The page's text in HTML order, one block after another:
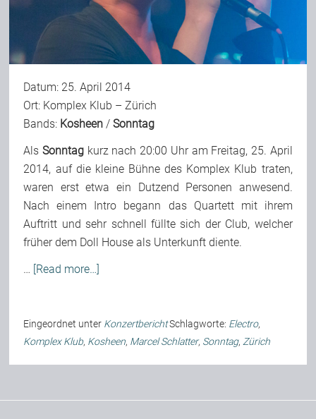
Bild-Archiv
Rezensionen
Musik
Alles andere
Backstage
Team
Datum: 25. April 2014
Ort: Komplex Klub – Zürich
Bands: Kosheen /Sonntag
AlsSonntag kurz nach 20:00 Uhr am Freitag, 25. April
2014, auf die kleine Bühne des Komplex Klub traten,
waren erst etwa ein Dutzend Personen anwesend.
Nach einem Intro begann das Quartett mit ihrem
Auftritt und sehr schnell füllte sich der Club, welcher
früher dem Doll House als Unterkunft diente.
… [Read more…]
Eingeordnet unter KonzertberichtSchlagworte: Electro,
Komplex Klub, Kosheen, Marcel Schlatter, Sonntag, Zürich